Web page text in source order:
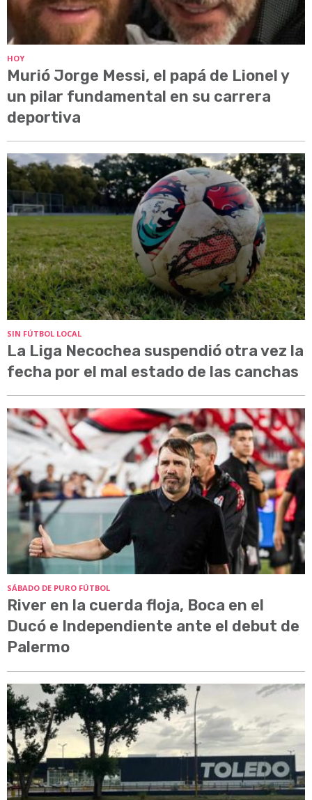
HOY
Murió Jorge Messi, el papá de Lionel y
un pilar fundamental en su carrera
deportiva
SIN FÚTBOL LOCAL
La Liga Necochea suspendió otra vez la
fecha por el mal estado de las canchas
SÁBADO DE PURO FÚTBOL
River en la cuerda floja, Boca en el
Ducó e Independiente ante el debut de
Palermo